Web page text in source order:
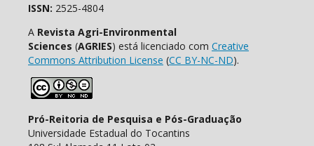
ISSN: 2525-4804
A Revista Agri-Environmental
Sciences (AGRIES) está licenciado com Creative
Commons Attribution License (CC BY-NC-ND).
Pró-Reitoria de Pesquisa e Pós-Graduação
Universidade Estadual do Tocantins